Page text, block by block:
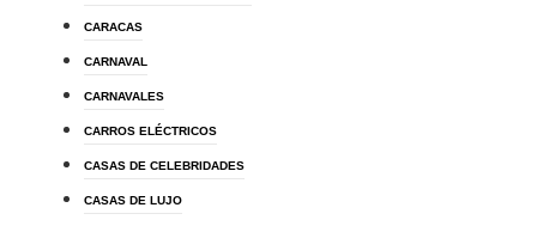
CARACAS
CARNAVAL
CARNAVALES
CARROS ELÉCTRICOS
CASAS DE CELEBRIDADES
CASAS DE LUJO